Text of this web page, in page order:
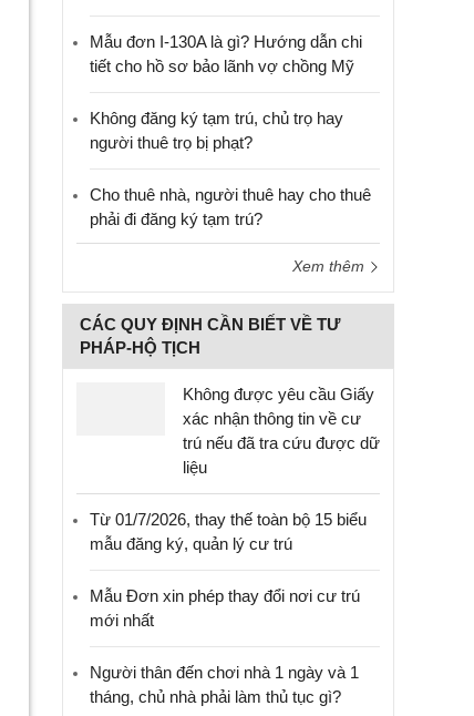
Mẫu đơn I-130A là gì? Hướng dẫn chi
tiết cho hồ sơ bảo lãnh vợ chồng Mỹ
Không đăng ký tạm trú, chủ trọ hay
người thuê trọ bị phạt?
Cho thuê nhà, người thuê hay cho thuê
phải đi đăng ký tạm trú?
Xem thêm
CÁC QUY ĐỊNH CẦN BIẾT VỀ TƯ
PHÁP-HỘ TỊCH
Không được yêu cầu Giấy
xác nhận thông tin về cư
trú nếu đã tra cứu được dữ
liệu
Từ 01/7/2026, thay thế toàn bộ 15 biểu
mẫu đăng ký, quản lý cư trú
Mẫu Đơn xin phép thay đổi nơi cư trú
mới nhất
Người thân đến chơi nhà 1 ngày và 1
tháng, chủ nhà phải làm thủ tục gì?